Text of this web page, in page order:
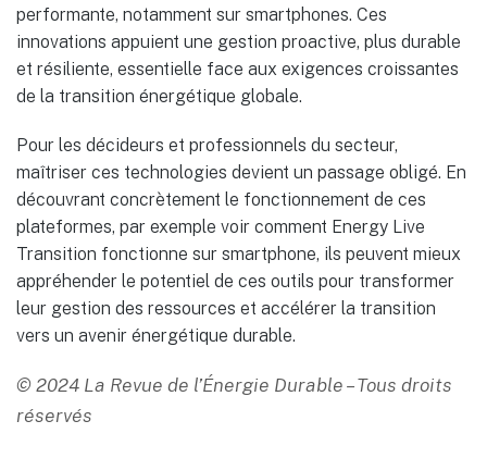
performante, notamment sur smartphones. Ces
innovations appuient une gestion proactive, plus durable
et résiliente, essentielle face aux exigences croissantes
de la transition énergétique globale.
Pour les décideurs et professionnels du secteur,
maîtriser ces technologies devient un passage obligé. En
découvrant concrètement le fonctionnement de ces
plateformes, par exemple voir comment Energy Live
Transition fonctionne sur smartphone, ils peuvent mieux
appréhender le potentiel de ces outils pour transformer
leur gestion des ressources et accélérer la transition
vers un avenir énergétique durable.
© 2024 La Revue de l’Énergie Durable – Tous droits
réservés